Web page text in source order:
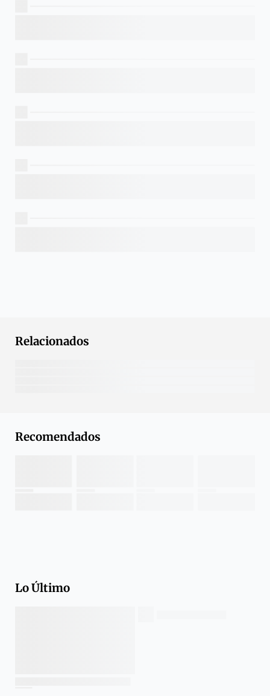
Relacionados
Recomendados
Lo Último